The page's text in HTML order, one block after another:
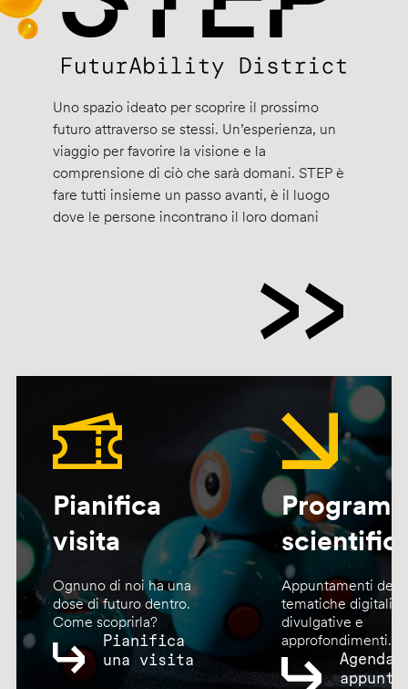
Uno spazio ideato per scoprire il prossimo
futuro attraverso se stessi. Un’esperienza, un
viaggio per favorire la visione e la
comprensione di ciò che sarà domani. STEP è
fare tutti insieme un passo avanti, è il luogo
dove le persone incontrano il loro domani
Pianifica
visita
Ognuno di noi ha una
dose di futuro dentro.
Come scoprirla?
Pianifica
una visita
Appuntamenti
tematiche digitali,
divulgative e
approfondimenti.
Agenda